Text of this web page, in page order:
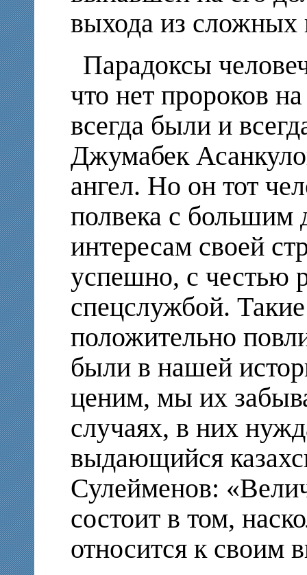
выхода из сложных
Парадоксы
что нет пророков
всегда были и
Джумабек
ангел. Но он тот
полвека с большим
интересам своей
успешно, с честью
спецслужбой.
положительно
были в нашей
ценим, мы их
случаях, в них
выдающийся
Сулейменов:
состоит в том,
относится к